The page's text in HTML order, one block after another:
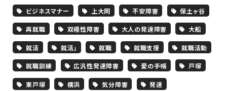
ビジネスマナー 上大岡 不安障害 保土ヶ谷
再就職 双極性障害 大人の発達障害 大船
就活 就活」 就職 就職支援 就職活動
就職訓練 広汎性発達障害 愛の手帳 戸塚
東戸塚 横浜 気分障害 発達